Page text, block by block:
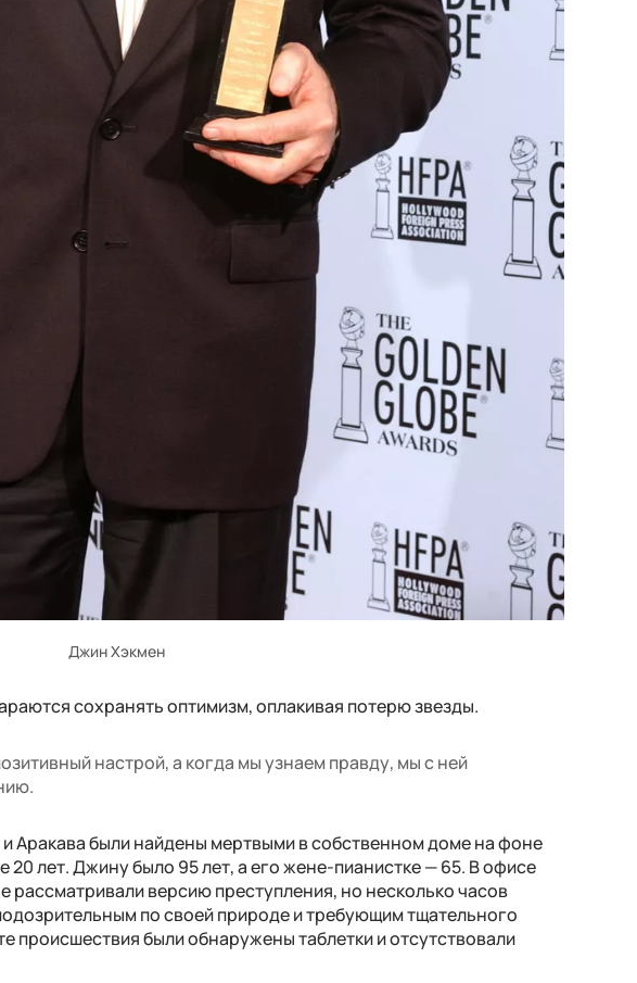
Джин Хэкмен
сохранять оптимизм, оплакивая потерю звезды.
настрой, а когда мы узнаем правду, мы с ней
и Аракава были найдены мертвыми в собственном доме на фоне
20 лет. Джину было 95 лет, а его жене-пианистке — 65. В офисе
версию преступления, но несколько часов
по своей природе и требующим тщательного
происшествия были обнаружены таблетки и отсутствовали